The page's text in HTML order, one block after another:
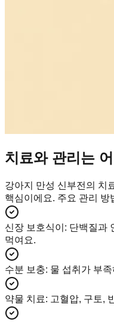
치료와 관리는
강아지 만성 신부전의 치
핵심이에요. 주요 관리 방
신장 보호식이 : 단백질과
먹여요.
수분 보충: 물 섭취가 부
약물 치료: 고혈압, 구토,